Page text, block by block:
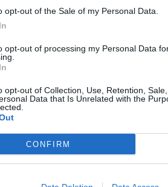
opt-out of the Sale of my Personal Data.
opt-out of processing my Personal Data
opt-out of Collection, Use, Retention,
Data that Is Unrelated with the
CONFIRM
2023
VALENCIANOS
se mide en
de 2023